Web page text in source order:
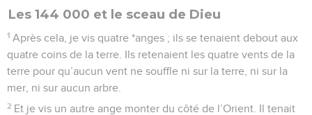
Les 144 000 et le sceau de Dieu
1 Après cela, je vis quatre *anges ; ils se tenaient debout aux
quatre coins de la terre. Ils retenaient les quatre vents de la
terre pour qu’aucun vent ne souffle ni sur la terre, ni sur la
mer, ni sur aucun arbre.
2 Et je vis un autre ange monter du côté de l’Orient. Il tenait